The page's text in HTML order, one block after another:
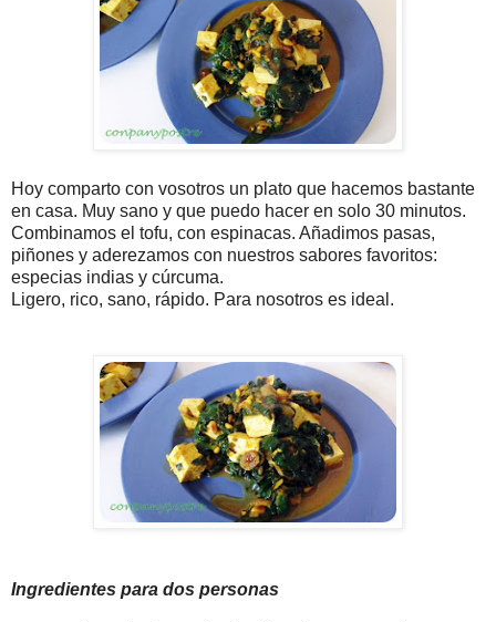
Hoy comparto con vosotros un plato que hacemos bastante
en casa. Muy sano y que puedo hacer en solo 30 minutos.
Combinamos el tofu, con espinacas. Añadimos pasas,
piñones y aderezamos con nuestros sabores favoritos:
especias indias y cúrcuma.
Ligero, rico, sano, rápido. Para nosotros es ideal.
Ingredientes para dos personas